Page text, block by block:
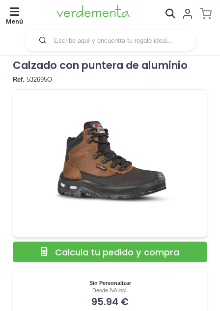
Menú
Calzado con puntera de aluminio
Ref. 532695O
Sin Personalizar
Desde IVA incl.
95.94 €
Calcula tu pedido y compra